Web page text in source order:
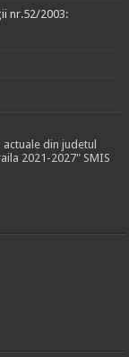
nr.52/2003:
din judetul
2021-2027" SMIS